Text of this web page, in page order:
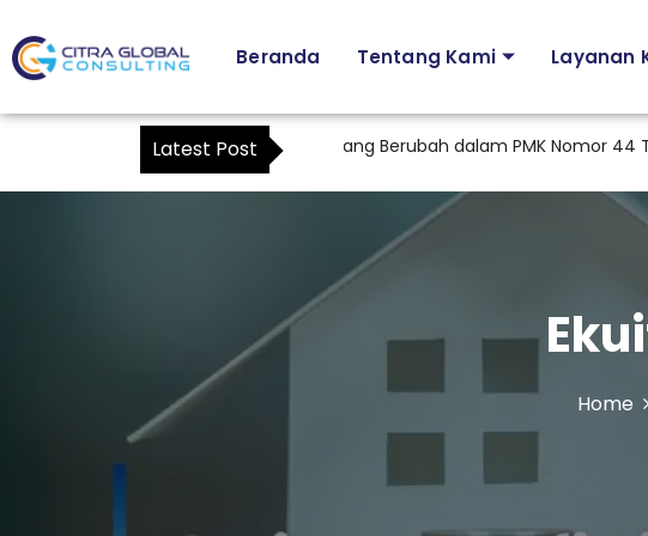
Beranda Tentang Kami Layanan
Latest Post
sebagai Kuasa Wajib Pajak: Apa yang Berubah dalam PMK Nomor 44
Home